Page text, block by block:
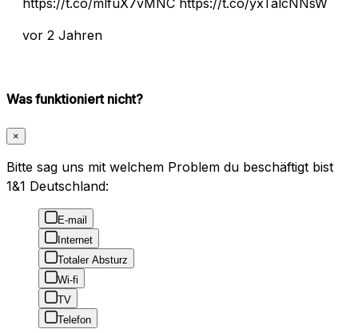
vor 2 Jahren
Was funktioniert nicht?
×
Bitte sag uns mit welchem Problem du beschäftigt bist
1&1 Deutschland:
E-mail
Internet
Totaler Absturz
Wi-fi
TV
Telefon